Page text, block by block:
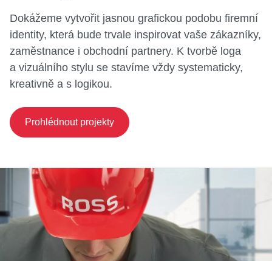
Dokážeme vytvořit jasnou grafickou podobu firemní
identity, která bude trvale inspirovat vaše zákazníky,
zaměstnance i obchodní partnery. K tvorbě loga
a vizuálního stylu se stavíme vždy systematicky,
kreativně a s logikou.
Prohlédnout projekty